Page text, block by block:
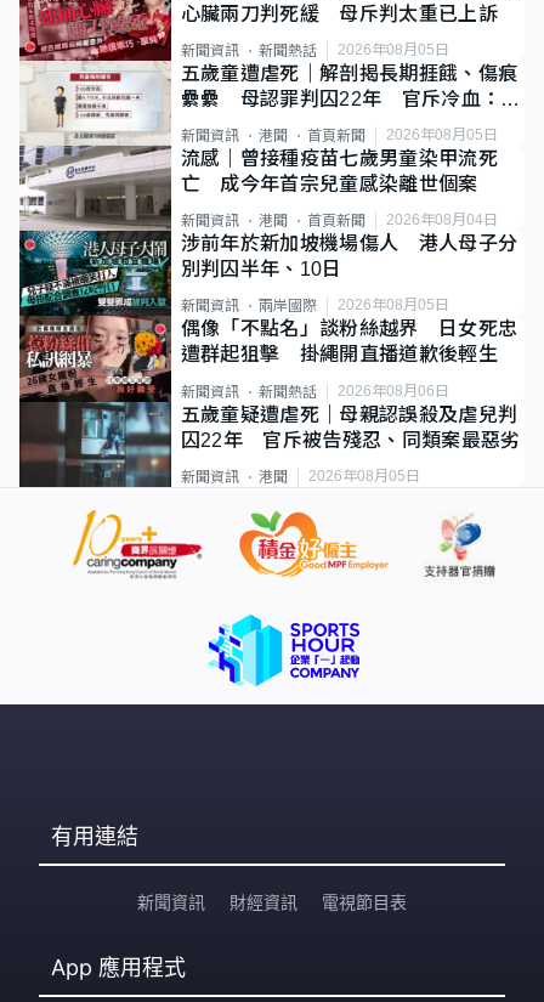
心臟兩刀判死緩 母斥判太重已上訴
新聞資訊 新聞熱話 2026年08月05日
五歲童遭虐死｜解剖揭長期捱餓、傷痕
纍纍 母認罪判囚22年 官斥冷血：同
類案最惡劣
新聞資訊 港聞 首頁新聞 2026年08月05日
流感｜曾接種疫苗七歲男童染甲流死
亡 成今年首宗兒童感染離世個案
新聞資訊 港聞 首頁新聞 2026年08月04日
涉前年於新加坡機場傷人 港人母子分
別判囚半年、10日
新聞資訊 兩岸國際 2026年08月05日
偶像「不點名」談粉絲越界 日女死忠
遭群起狙擊 掛繩開直播道歉後輕生
新聞資訊 新聞熱話 2026年08月06日
五歲童疑遭虐死｜母親認誤殺及虐兒判
囚22年 官斥被告殘忍、同類案最惡劣
新聞資訊 港聞 2026年08月05日
有用連結
新聞資訊 財經資訊 電視節目表
App 應用程式